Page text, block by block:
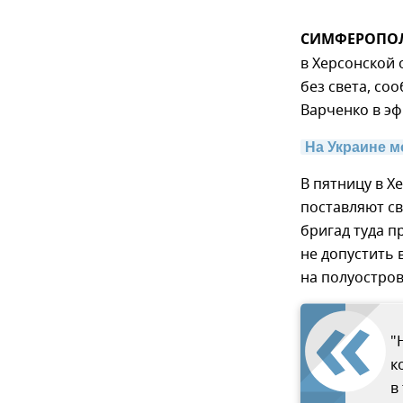
в Херсонской
без света,
Варченко в
На Украине
В пятницу в
поставляют
бригад туда
не допустить
на